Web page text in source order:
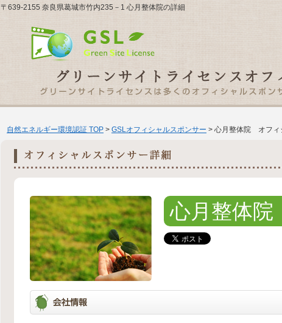
〒639-2155 奈良県葛城市竹内235－1 心月整体院の詳細
自然エネルギー環境認証 TOP > GSLオフィシャルスポンサー > 心月整体院 オフィ
心月整体院